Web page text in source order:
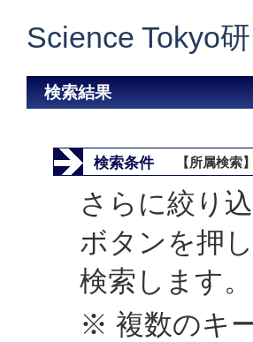
Science Tokyo
検索結果
検索条件 【所属検索】
さらに絞り
ボタンを押
検索します。
※ 複数のキ